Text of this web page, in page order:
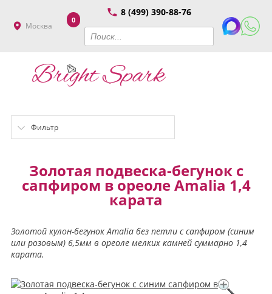
Москва
8 (499) 390-88-76
0
Фильтр
Золотая подвеска-бегунок c
сапфиром в ореоле Amalia 1,4
карата
Золотой кулон-бегунок Amalia без петли с сапфиром (синим
или розовым) 6,5мм в ореоле мелких камней суммарно 1,4
карата.